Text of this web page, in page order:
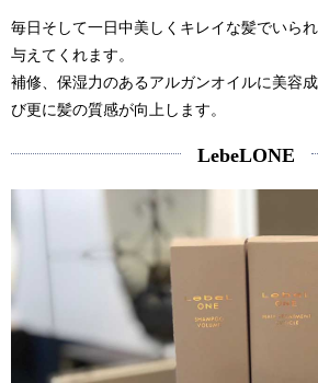
毎日そして一日中美しくキレイな髪でいら
与えてくれます。
補修、保湿力のあるアルガンオイルに美容
び更に髪の質感が向上します。
LebeLONE